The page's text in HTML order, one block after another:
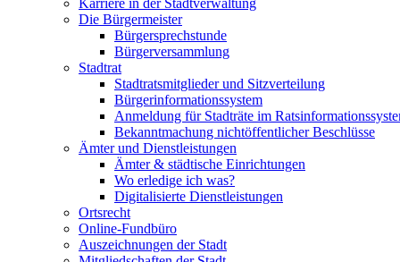
Karriere in der Stadtverwaltung
Die Bürgermeister
Bürgersprechstunde
Bürgerversammlung
Stadtrat
Stadtratsmitglieder und Sitzverteilung
Bürgerinformationssystem
Anmeldung für Stadträte im
Bekanntmachung nichtöffentlicher Beschlüsse
Ämter und Dienstleistungen
Ämter & städtische Einrichtungen
Wo erledige ich was?
Digitalisierte Dienstleistungen
Ortsrecht
Online-Fundbüro
Auszeichnungen der Stadt